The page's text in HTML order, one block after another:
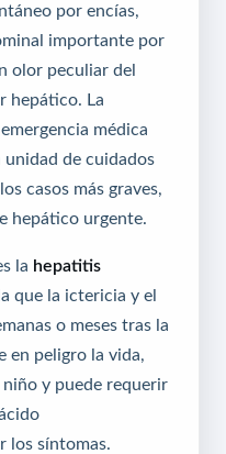
por encías,
importante por
olor peculiar del
hepático. La
médica
unidad de cuidados
casos más graves,
hepático urgente.
la hepatitis
la que la ictericia y el
o meses tras la
en peligro la vida,
y puede requerir
los síntomas.